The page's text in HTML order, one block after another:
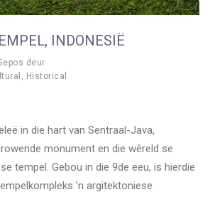
INDONESIË
deur
, Historical
in die hart van Sentraal-Java,
monument en die wêreld se
tempel. Gebou in die 9de eeu, is hierdie
’n argitektoniese